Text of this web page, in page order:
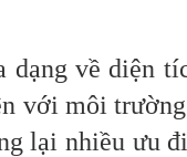
dạng về diện
với môi
lại nhiều ưu